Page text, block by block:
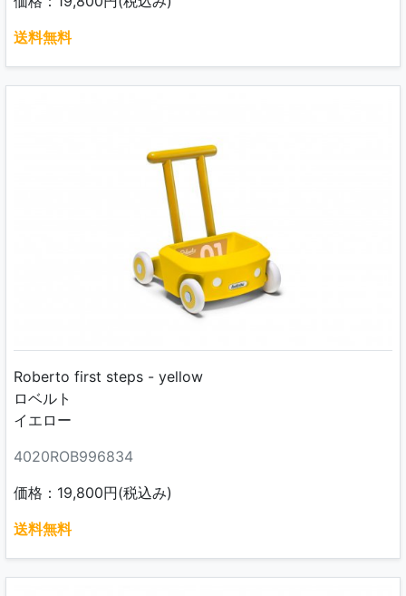
送料無料
Roberto first steps - yellow
ロベルト
イエロー
4020ROB996834
価格：19,800円(税込み)
送料無料